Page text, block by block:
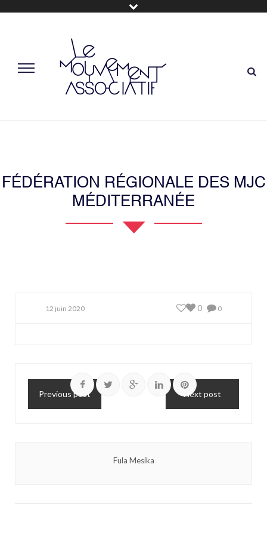
FÉDÉRATION RÉGIONALE DES MJC
MÉDITERRANÉE
12 juin 2020 0
0
Previous post Next post
Fula Mesika